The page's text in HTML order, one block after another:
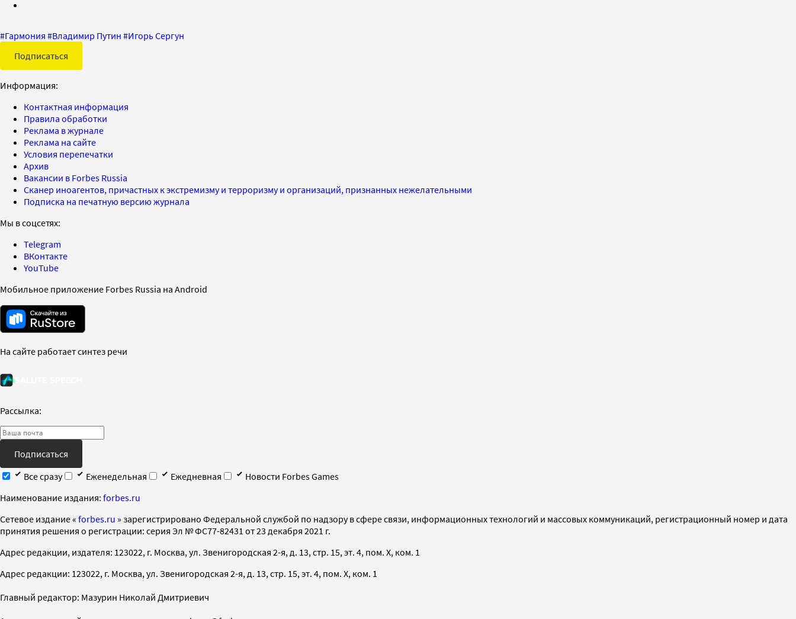
#Гармония #Владимир Путин #Игорь Сергун
Подписаться
Информация:
Контактная информация
Правила обработки
Реклама в журнале
Реклама на сайте
Условия перепечатки
Архив
Вакансии в Forbes Russia
Сканер иноагентов, причастных к экстремизму и терроризму и организаций, признанных нежелательными
Подписка на печатную версию журнала
Мы в соцсетях:
Telegram
ВКонтакте
YouTube
Мобильное приложение Forbes Russia на Android
На сайте работает синтез речи
Рассылка:
Подписаться
Все сразу
Еженедельная Ежедневная
Новости Forbes Games
Наименование издания: forbes.ru
Cетевое издание « forbes.ru » зарегистрировано Федеральной службой по надзору в сфере связи, информационных технологий и массовых коммуникаций, регистрационный номер и дата
принятия решения о регистрации: серия Эл № ФС77-82431 от 23 декабря 2021 г.
Адрес редакции, издателя: 123022, г. Москва, ул. Звенигородская 2-я, д. 13, стр. 15, эт. 4, пом. X, ком. 1
Адрес редакции: 123022, г. Москва, ул. Звенигородская 2-я, д. 13, стр. 15, эт. 4, пом. X, ком. 1
Главный редактор: Мазурин Николай Дмитриевич